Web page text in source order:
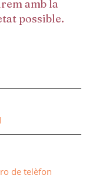
amb la
possible.